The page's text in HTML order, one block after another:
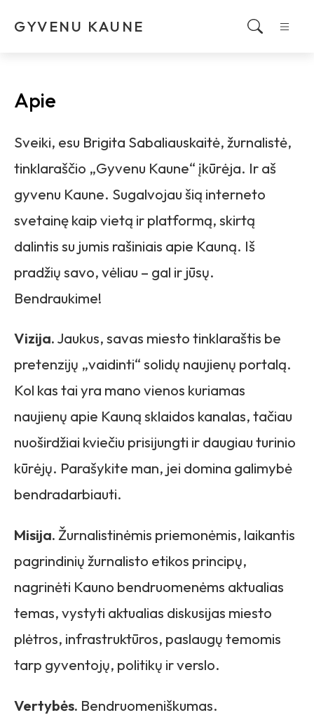
GYVENU KAUNE
Apie
Sveiki, esu Brigita Sabaliauskaitė, žurnalistė,
tinklaraščio „Gyvenu Kaune“ įkūrėja. Ir aš
gyvenu Kaune. Sugalvojau šią interneto
svetainę kaip vietą ir platformą, skirtą
dalintis su jumis rašiniais apie Kauną. Iš
pradžių savo, vėliau – gal ir jūsų.
Bendraukime!
Vizija.Jaukus, savas miesto tinklaraštis be
pretenzijų „vaidinti“ solidų naujienų portalą.
Kol kas tai yra mano vienos kuriamas
naujienų apie Kauną sklaidos kanalas, tačiau
nuoširdžiai kviečiu prisijungti ir daugiau turinio
kūrėjų. Parašykite man, jei domina galimybė
bendradarbiauti.
Misija. Žurnalistinėmis priemonėmis, laikantis
pagrindinių žurnalisto etikos principų,
nagrinėti Kauno bendruomenėms aktualias
temas, vystyti aktualias diskusijas miesto
plėtros, infrastruktūros, paslaugų temomis
tarp gyventojų, politikų ir verslo.
Vertybės. Bendruomeniškumas.